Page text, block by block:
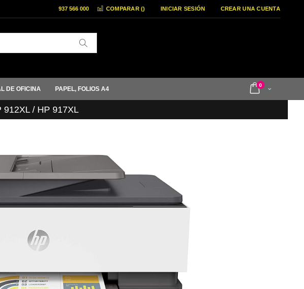
COMPARAR () INICIAR SESIÓN CREAR UNA CUENTA
937 566 000
Cart
0items
DE OFICINA PAPEL, FOLIOS A4
912XL / HP 917XL